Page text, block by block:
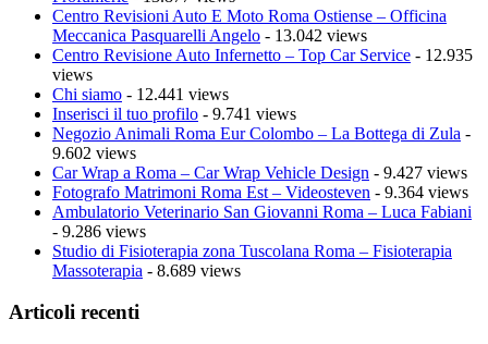
Centro Revisioni Auto E Moto Roma Ostiense – Officina
Meccanica Pasquarelli Angelo - 13.042 views
Centro Revisione Auto Infernetto – Top Car Service - 12.935
views
Chi siamo - 12.441 views
Inserisci il tuo profilo - 9.741 views
Negozio Animali Roma Eur Colombo – La Bottega di Zula -
9.602 views
Car Wrap a Roma – Car Wrap Vehicle Design - 9.427 views
Fotografo Matrimoni Roma Est – Videosteven - 9.364 views
Ambulatorio Veterinario San Giovanni Roma – Luca Fabiani
- 9.286 views
Studio di Fisioterapia zona Tuscolana Roma – Fisioterapia
Massoterapia - 8.689 views
Articoli recenti